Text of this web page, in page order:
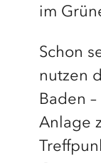
im
Schon
nutzen
Baden
Anlage